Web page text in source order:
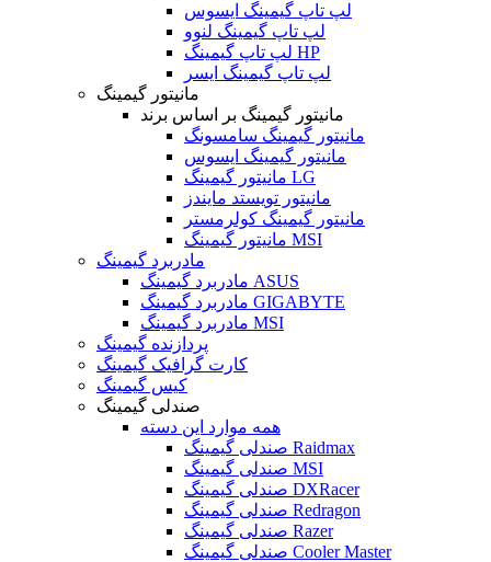
لپ تاپ گیمینگ ایسوس
لپ تاپ گیمینگ لنوو
لپ تاپ گیمینگ HP
لپ تاپ گیمینگ ایسر
مانیتور گیمینگ
مانیتور گیمینگ بر اساس برند
مانیتور گیمینگ سامسونگ
مانیتور گیمینگ ایسوس
مانیتور گیمینگ LG
مانیتور تویستد مایندز
مانیتور گیمینگ کولرمستر
مانیتور گیمینگ MSI
مادربرد گیمینگ
مادربرد گیمینگ ASUS
مادربرد گیمینگ GIGABYTE
مادربرد گیمینگ MSI
پردازنده گیمینگ
کارت گرافیک گیمینگ
کیس گیمینگ
صندلی گیمینگ
همه موارد این دسته
صندلی گیمینگ Raidmax
صندلی گیمینگ MSI
صندلی گیمینگ DXRacer
صندلی گیمینگ Redragon
صندلی گیمینگ Razer
صندلی گیمینگ Cooler Master